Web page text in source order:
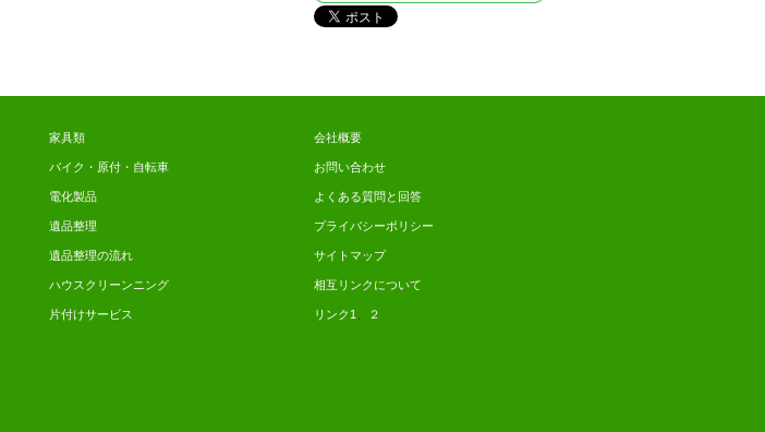
家具類
バイク・原付・自転車
電化製品
遺品整理
遺品整理の流れ
ハウスクリーンニング
片付けサービス
会社概要
お問い合わせ
よくある質問と回答
プライバシーポリシー
サイトマップ
相互リンクについて
リンク1 ２